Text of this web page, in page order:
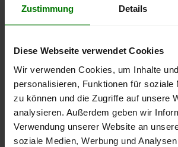
Zustimmung Details
Diese Webseite verwendet Cookies
Wir verwenden Cookies, um Inhalte
personalisieren, Funktionen für soziale
zu können und die Zugriffe auf unsere
analysieren. Außerdem geben wir
Verwendung unserer Website an
soziale Medien, Werbung und
September
2025
Januar
2026
250 €
300 €
450 €